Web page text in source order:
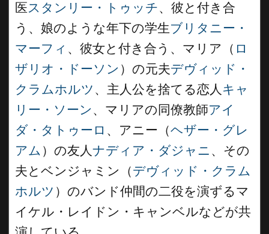
医スタンリー・トゥッチ、彼と付き合
う、娘のような年下の学生ブリタニー・
マーフィ 、彼女と付き合う、マリア（ ロ
ザリオ・ドーソン ）の元夫デヴィッド・
クラムホルツ 、主人公を捨てる恋人 キャ
リー・ソーン 、マリアの同僚教師アイ
ダ・タトゥーロ 、アニー（ヘザー・グレ
アム ）の友人ナディア・ダジャニ 、その
夫とベンジャミン（デヴィッド・クラム
ホルツ ）のバンド仲間の二役を演ずるマ
イケル・レイドン・キャンベルなどが共